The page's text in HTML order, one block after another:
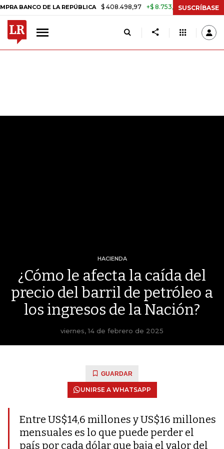
DE LA REPÚBLICA $ 408.498,97 +$ 8.753,81 +2,19% TASA DE
SUSCRÍBASE
HACIENDA
¿Cómo le afecta la caída del
precio del barril de petróleo a
los ingresos de la Nación?
viernes, 14 de febrero de 2025
GUARDAR
UNIRSE A WHATSAPP
Entre US$14,6 millones y US$16 millones
mensuales es lo que puede perder el
país por cada dólar que baja el valor del